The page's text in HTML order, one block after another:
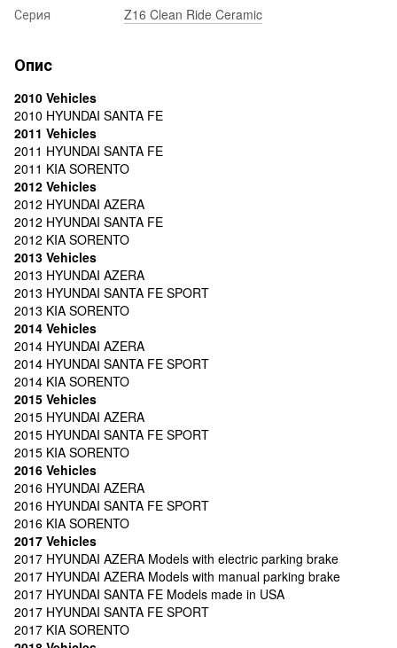
Серия
Z16 Clean Ride Ceramic
Опис
2010 Vehicles
2010 HYUNDAI SANTA FE
2011 Vehicles
2011 HYUNDAI SANTA FE
2011 KIA SORENTO
2012 Vehicles
2012 HYUNDAI AZERA
2012 HYUNDAI SANTA FE
2012 KIA SORENTO
2013 Vehicles
2013 HYUNDAI AZERA
2013 HYUNDAI SANTA FE SPORT
2013 KIA SORENTO
2014 Vehicles
2014 HYUNDAI AZERA
2014 HYUNDAI SANTA FE SPORT
2014 KIA SORENTO
2015 Vehicles
2015 HYUNDAI AZERA
2015 HYUNDAI SANTA FE SPORT
2015 KIA SORENTO
2016 Vehicles
2016 HYUNDAI AZERA
2016 HYUNDAI SANTA FE SPORT
2016 KIA SORENTO
2017 Vehicles
2017 HYUNDAI AZERA Models with electric parking brake
2017 HYUNDAI AZERA Models with manual parking brake
2017 HYUNDAI SANTA FE Models made in USA
2017 HYUNDAI SANTA FE SPORT
2017 KIA SORENTO